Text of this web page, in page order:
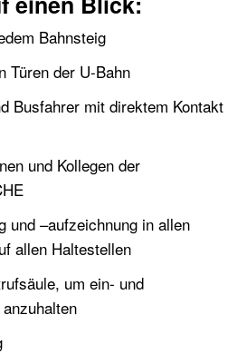
Bahnsteig
Türen der U-Bahn
Busfahrer mit direktem Kontakt
und Kollegen der
und –aufzeichnung in allen
allen Haltestellen
um ein- und